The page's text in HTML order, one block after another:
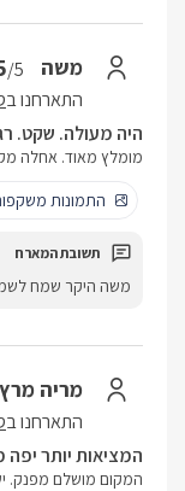
משה
/5
התארחנו ב
היה מעולה. שקט.
מומלץ מאוד. אחלה
התמונות
משה היקר שמח
מריה מרץ
התארחנו ב
המציאות יותר
המקום מושלם מפנק.